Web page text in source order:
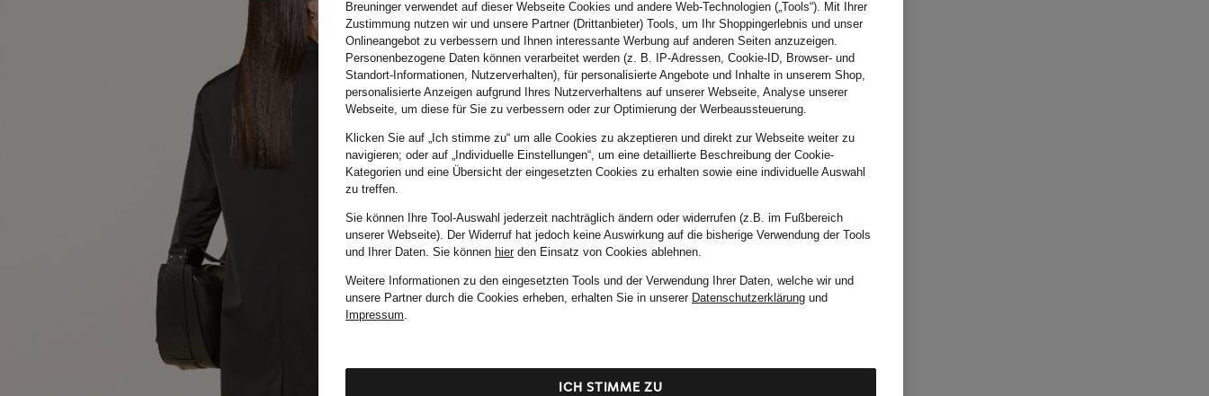
Breuninger verwendet auf dieser Webseite Cookies und andere Web-Technologien („Tools“). Mit Ihrer
Zustimmung nutzen wir und unsere Partner (Drittanbieter) Tools, um Ihr Shoppingerlebnis und unser
Onlineangebot zu verbessern und Ihnen interessante Werbung auf anderen Seiten anzuzeigen.
Personenbezogene Daten können verarbeitet werden (z. B. IP-Adressen, Cookie-ID, Browser- und
Standort-Informationen, Nutzerverhalten), für personalisierte Angebote und Inhalte in unserem Shop,
personalisierte Anzeigen aufgrund Ihres Nutzerverhaltens auf unserer Webseite, Analyse unserer
Webseite, um diese für Sie zu verbessern oder zur Optimierung der Werbeaussteuerung.
Klicken Sie auf „Ich stimme zu“ um alle Cookies zu akzeptieren und direkt zur Webseite weiter zu
navigieren; oder auf „Individuelle Einstellungen“, um eine detaillierte Beschreibung der Cookie-
Kategorien und eine Übersicht der eingesetzten Cookies zu erhalten sowie eine individuelle Auswahl
zu treffen.
Sie können Ihre Tool-Auswahl jederzeit nachträglich ändern oder widerrufen (z.B. im Fußbereich
unserer Webseite). Der Widerruf hat jedoch keine Auswirkung auf die bisherige Verwendung der Tools
und Ihrer Daten. Sie können hierden Einsatz von Cookies ablehnen.
Weitere Informationen zu den eingesetzten Tools und der Verwendung Ihrer Daten, welche wir und
unsere Partner durch die Cookies erheben, erhalten Sie in unserer Datenschutzerklärung und
Impressum.
ICH STIMME ZU